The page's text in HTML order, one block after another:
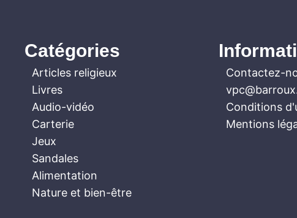
Catégories
Articles religieux
Livres
Audio-vidéo
Carterie
Jeux
Sandales
Alimentation
Nature et bien-être
Contactez-
Conditions
Mentions